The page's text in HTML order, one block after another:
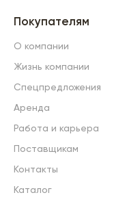
Покупателям
О компании
Жизнь компании
Спецпредложения
Аренда
Работа и карьера
Поставщикам
Контакты
Каталог